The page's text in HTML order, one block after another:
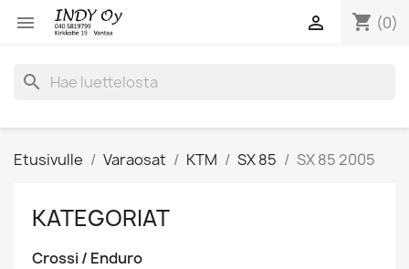
 shopping_cart (0)

search
Etusivulle Varaosat KTM SX 85 SX 85 2005
KATEGORIAT
Crossi / Enduro